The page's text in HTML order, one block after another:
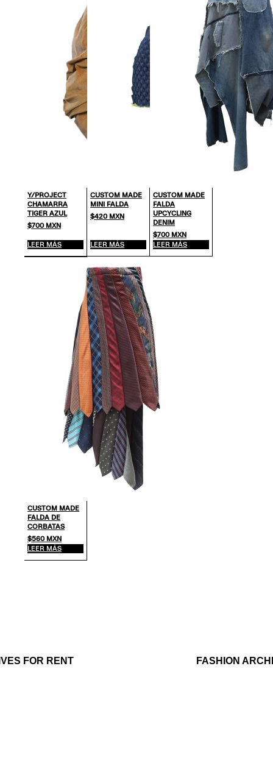
Y/PROJECT
CHAMARRA
TIGER AZUL
$700MXN
LEER MÁS
CUSTOM MADE
MINI FALDA
$420MXN
LEER MÁS
CUSTOM MADE
FALDA
UPCYCLING
DENIM
$700MXN
LEER MÁS
CUSTOM MADE
FALDA DE
CORBATAS
$560MXN
LEER MÁS
FOR RENT FASHION